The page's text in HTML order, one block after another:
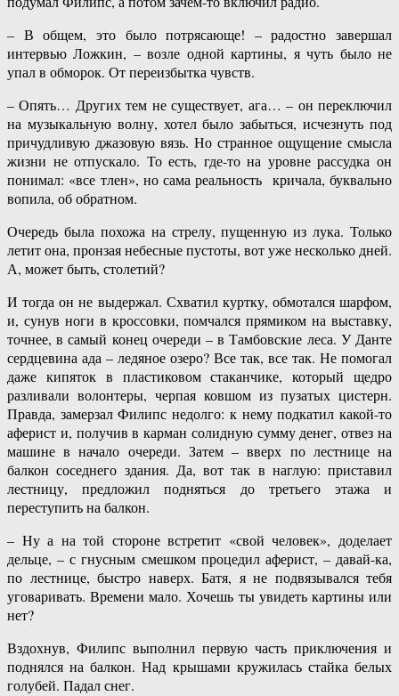
– В общем, это было потрясающе! – радостно завершал
интервью Ложкин, – возле одной картины, я чуть было не
упал в обморок. От переизбытка чувств.
– Опять… Других тем не существует, ага… – он переключил
на музыкальную волну, хотел было забыться, исчезнуть под
причудливую джазовую вязь. Но странное ощущение смысла
жизни не отпускало. То есть, где-то на уровне рассудка он
понимал: «все тлен», но сама реальность кричала, буквально
вопила, об обратном.
Очередь была похожа на стрелу, пущенную из лука. Только
летит она, пронзая небесные пустоты, вот уже несколько дней.
А, может быть, столетий?
И тогда он не выдержал. Схватил куртку, обмотался шарфом,
и, сунув ноги в кроссовки, помчался прямиком на выставку,
точнее, в самый конец очереди – в Тамбовские леса. У Данте
сердцевина ада – ледяное озеро? Все так, все так. Не помогал
даже кипяток в пластиковом стаканчике, который щедро
разливали волонтеры, черпая ковшом из пузатых цистерн.
Правда, замерзал Филипс недолго: к нему подкатил какой-то
аферист и, получив в карман солидную сумму денег, отвез на
машине в начало очереди. Затем – вверх по лестнице на
балкон соседнего здания. Да, вот так в наглую: приставил
лестницу, предложил подняться до третьего этажа и
переступить на балкон.
– Ну а на той стороне встретит «свой человек», доделает
дельце, – с гнусным смешком процедил аферист, – давай-ка,
по лестнице, быстро наверх. Батя, я не подвязывался тебя
уговаривать. Времени мало. Хочешь ты увидеть картины или
нет?
Вздохнув, Филипс выполнил первую часть приключения и
поднялся на балкон. Над крышами кружилась стайка белых
голубей. Падал снег.